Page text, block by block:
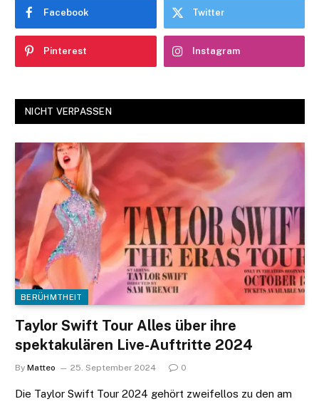
Facebook Twitter
Pinterest Instagram
NICHT VERPASSEN
BERÜHMTHEIT
Taylor Swift Tour Alles über ihre
spektakulären Live-Auftritte 2024
By Matteo 25. September 2024 0
Die Taylor Swift Tour 2024 gehört zweifellos zu den am